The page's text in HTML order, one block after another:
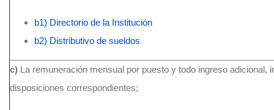
b1) Directorio de la Institución
b2) Distributivo de sueldos
c) La remuneración mensual por puesto y todo ingreso
disposiciones correspondientes;